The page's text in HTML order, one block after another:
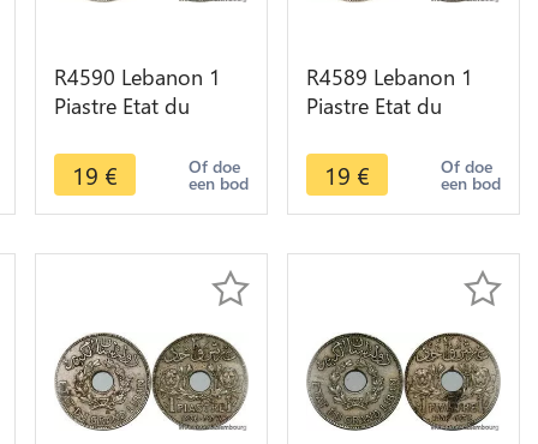
R4590 Lebanon 1
Piastre Etat du
Paris -> Make offer
19 € Of doe
een bod
R4589 Lebanon 1
Piastre Etat du
Paris -> Make offer
19 € Of doe
een bod